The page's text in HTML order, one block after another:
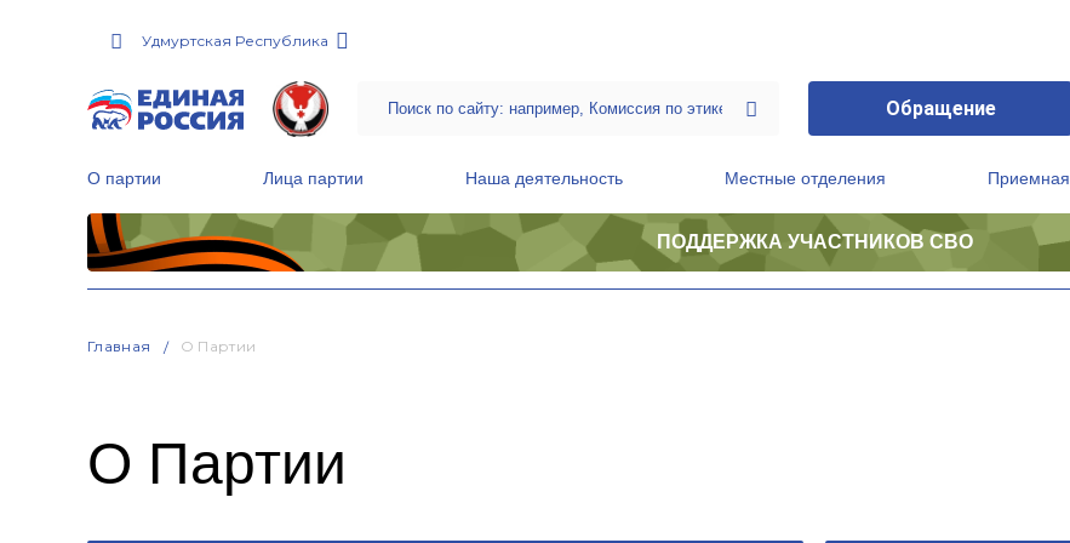
Удмуртская Республика
Обращение
О партии Лица партии Наша деятельность Местные отделения Приемная
ПОДДЕРЖКА УЧАСТНИКОВ СВО
Главная О Партии
О Партии